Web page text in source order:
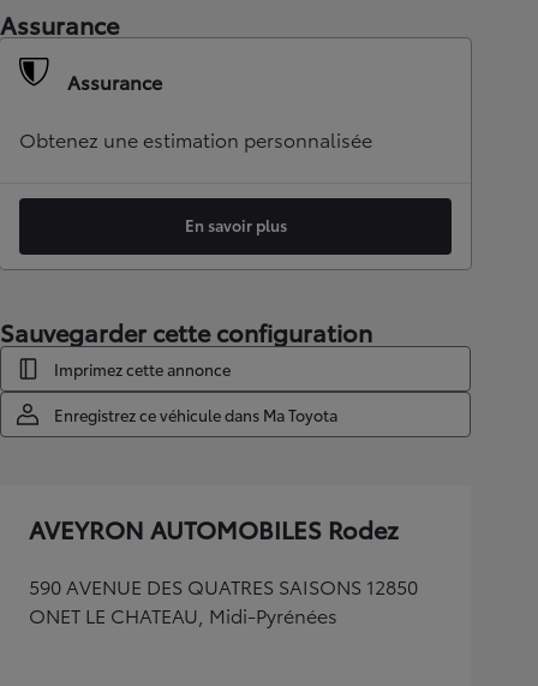
Assurance
Assurance
Obtenez une estimation personnalisée
En savoir plus
Sauvegarder cette configuration
Imprimez cette annonce
Enregistrez ce véhicule dans Ma Toyota
AVEYRON AUTOMOBILES Rodez
590 AVENUE DES QUATRES SAISONS 12850
ONET LE CHATEAU, Midi-Pyrénées